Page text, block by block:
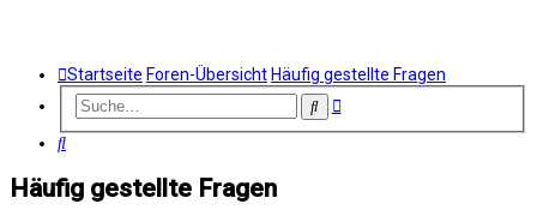
Startseite Foren-Übersicht Häufig gestellte Fragen
SucheErweiterte
Suche
Häufig gestellte Fragen